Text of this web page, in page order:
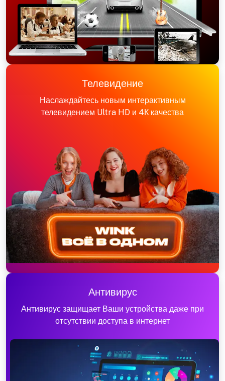
Телевидение
Наслаждайтесь новым интерактивным
телевидением Ultra HD и 4К качества
Антивирус
Антивирус защищает Ваши устройства даже при
отсутствии доступа в интернет